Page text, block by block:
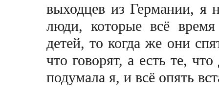
выходцев из Германии, я
люди, которые всё
детей, то когда же они
что говорят, а есть те,
подумала я, и всё опять